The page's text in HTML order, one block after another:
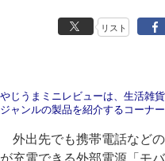
リスト
やじうまミニレビューは、生活雑
ジャンルの製品を紹介するコーナ
外出先でも携帯電話など
が充電できる外部電源「モ